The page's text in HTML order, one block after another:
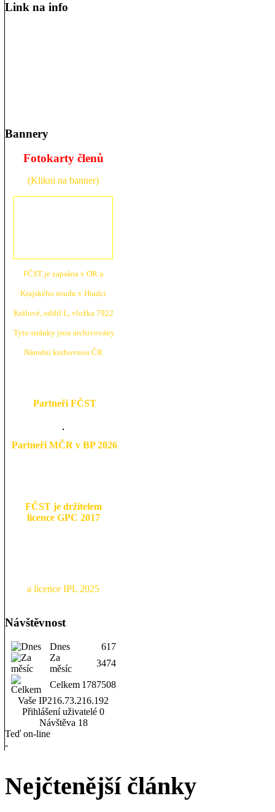
Link na info
Bannery
Fotokarty členů
(Klikni na banner)
FČST je zapsána v OR u
Krajského soudu v Hradci
Králové, oddíl L, vložka 7922
Tyto stránky jsou archivovány
Národní knihovnou ČR
Partneři FČST
Partneři MČR v BP 2026
FČST je držitelem
licence GPC 2017
a licence IPL 2025
Návštěvnost
Dnes
617
Za
měsíc
3474
Celkem 1787508
Vaše IP216.73.216.192
Přihlášení uživatelé 0
Návštěva 18
Teď on-line
-
Nejčtenější články